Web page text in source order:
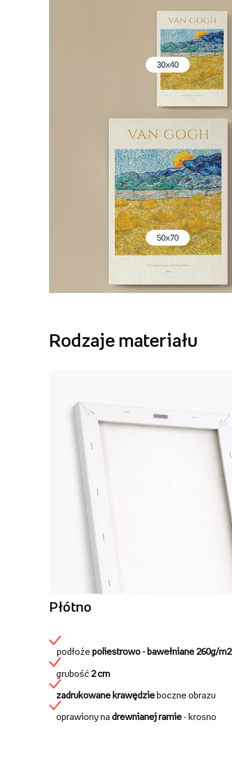
Rodzaje materiału
Płótno
podłoże poliestrowo - bawełniane 260g/m2
grubość 2 cm
zadrukowane krawędzie boczne obrazu
oprawiony na drewnianej ramie - krosno